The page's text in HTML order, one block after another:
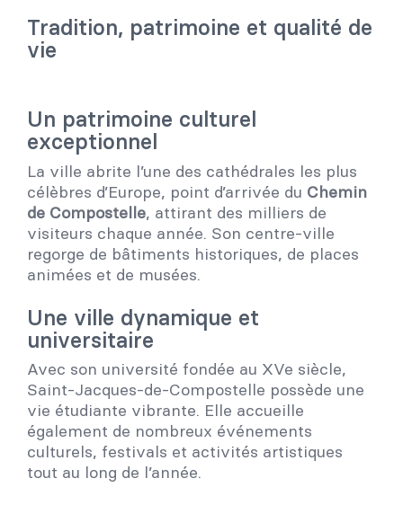
Tradition, patrimoine et qualité de
vie
Un patrimoine culturel
exceptionnel
La ville abrite l’une des cathédrales les plus
célèbres d’Europe, point d’arrivée du Chemin
de Compostelle, attirant des milliers de
visiteurs chaque année. Son centre-ville
regorge de bâtiments historiques, de places
animées et de musées.
Une ville dynamique et
universitaire
Avec son université fondée au XVe siècle,
Saint-Jacques-de-Compostelle possède une
vie étudiante vibrante. Elle accueille
également de nombreux événements
culturels, festivals et activités artistiques
tout au long de l’année.